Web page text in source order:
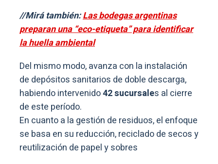
//Mirá también:Las bodegas argentinas
preparan una “eco-etiqueta” para identificar
la huella ambiental
Del mismo modo, avanza con la instalación
de depósitos sanitarios de doble descarga,
habiendo intervenido42 sucursales al cierre
de este período.
En cuanto a la gestión de residuos, el enfoque
se basa en su reducción, reciclado de secos y
reutilización de papel y sobres